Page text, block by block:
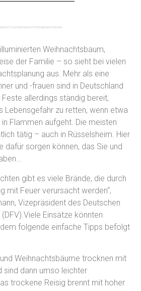
UNTERM ERLEUCHTETEN WEIHNACHTSBAUM
Weihnachtsbaum,
der Familie – so sieht bei vielen
aus. Mehr als eine
und -frauen sind in Deutschland
allerdings ständig bereit,
Lebensgefahr zu retten, wenn etwa
Flammen aufgeht. Die meisten
tätig – auch in Rüsselsheim. Hier
dafür sorgen können, das Sie und
gibt es viele Brände, die durch
mit Feuer verursacht werden“,
Vizepräsident des Deutschen
Einsätze könnten
folgende einfache Tipps befolgt
Weihnachtsbäume trocknen mit
sind dann umso leichter
trockene Reisig brennt mit hoher